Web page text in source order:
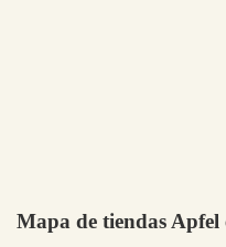
Mapa de tiendas Apfel